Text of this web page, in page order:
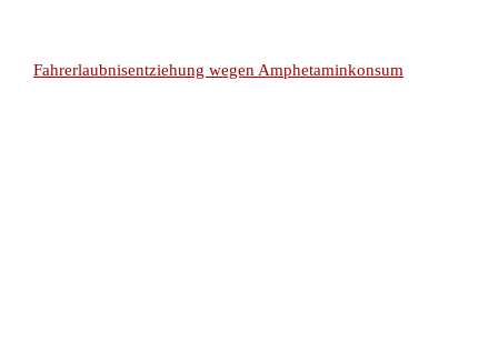
Fahrerlaubnisentziehung wegen Amphetaminkonsum